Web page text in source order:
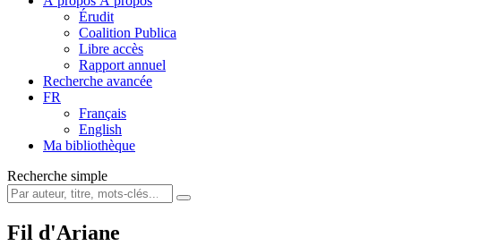
Érudit
Coalition Publica
Libre accès
Rapport annuel
Recherche avancée
FR
Français
English
Ma bibliothèque
Recherche simple
Fil d'Ariane